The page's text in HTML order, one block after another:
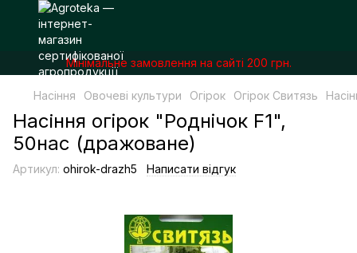
Мінімальне замовлення на сайті 200 грн.
Насіння Овочеві культури Огірок Огірок Свитязь
Насіння огiрок "Роднiчок F1",
50нас (дражоване)
Артикул: ohirok-drazh5 Написати відгук